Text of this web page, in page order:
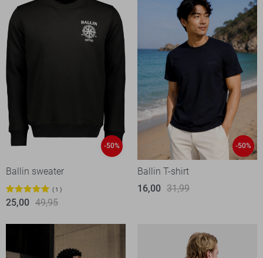
-50%
Ballin sweater
1
25,00 49,95
-50%
Ballin T-shirt
16,00 31,99